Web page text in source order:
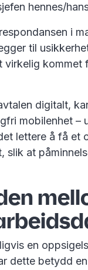
hennes/
i
til
kommet
digitalt,
mobilenhet –
lettere å få et
slik at
en
dette betydd